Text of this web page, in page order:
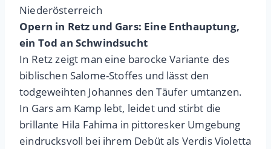
Niederösterreich
Opern in Retz und Gars: Eine Enthauptung,
ein Tod an Schwindsucht
In Retz zeigt man eine barocke Variante des
biblischen Salome-Stoffes und lässt den
todgeweihten Johannes den Täufer umtanzen.
In Gars am Kamp lebt, leidet und stirbt die
brillante Hila Fahima in pittoresker Umgebung
eindrucksvoll bei ihrem Debüt als Verdis Violetta